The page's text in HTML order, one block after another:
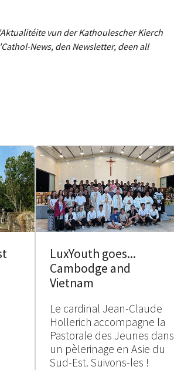
e vun der Kathoulescher Kierch
News, den Newsletter, deen all
LuxYouth goes...
Cambodge and
Vietnam
Le cardinal Jean-Claude
Hollerich accompagne la
Pastorale des Jeunes dans
un pèlerinage en Asie du
Sud-Est. Suivons-les !